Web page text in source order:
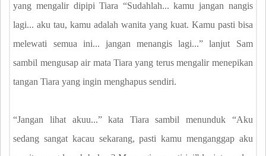
yang mengalir dipipi Tiara “Sudahlah... kamu jangan nangis
lagi... aku tau, kamu adalah wanita yang kuat. Kamu pasti bisa
melewati semua ini... jangan menangis lagi...” lanjut Sam
sambil mengusap air mata Tiara yang terus mengalir menepikan
tangan Tiara yang ingin menghapus sendiri.
“Jangan lihat akuu...” kata Tiara sambil menunduk “Aku
sedang sangat kacau sekarang, pasti kamu menganggap aku